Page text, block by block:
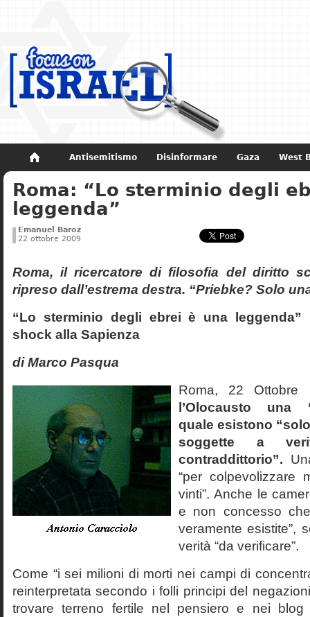
Antisemitismo Disinformare Gaza West
Non dimenticare Storia di Israele
Roma: “Lo sterminio degli
leggenda”
Emanuel Baroz
22 ottobre 2009
Roma, il ricercatore di filosofia del diritto
ripreso dall’estrema destra. “Priebke? Solo
“Lo sterminio degli ebrei è una leggenda”
shock alla Sapienza
di Marco Pasqua
Roma, 22
l’Olocausto una
quale esistono
soggette a
contraddittorio”.
“per colpevolizzare
vinti”. Anche le
e non concesso
veramente esistite”,
verità “da verificare”.
Come “i sei milioni di morti nei campi di
reinterpretata secondo i folli principi del
trovare terreno fertile nel pensiero e nei